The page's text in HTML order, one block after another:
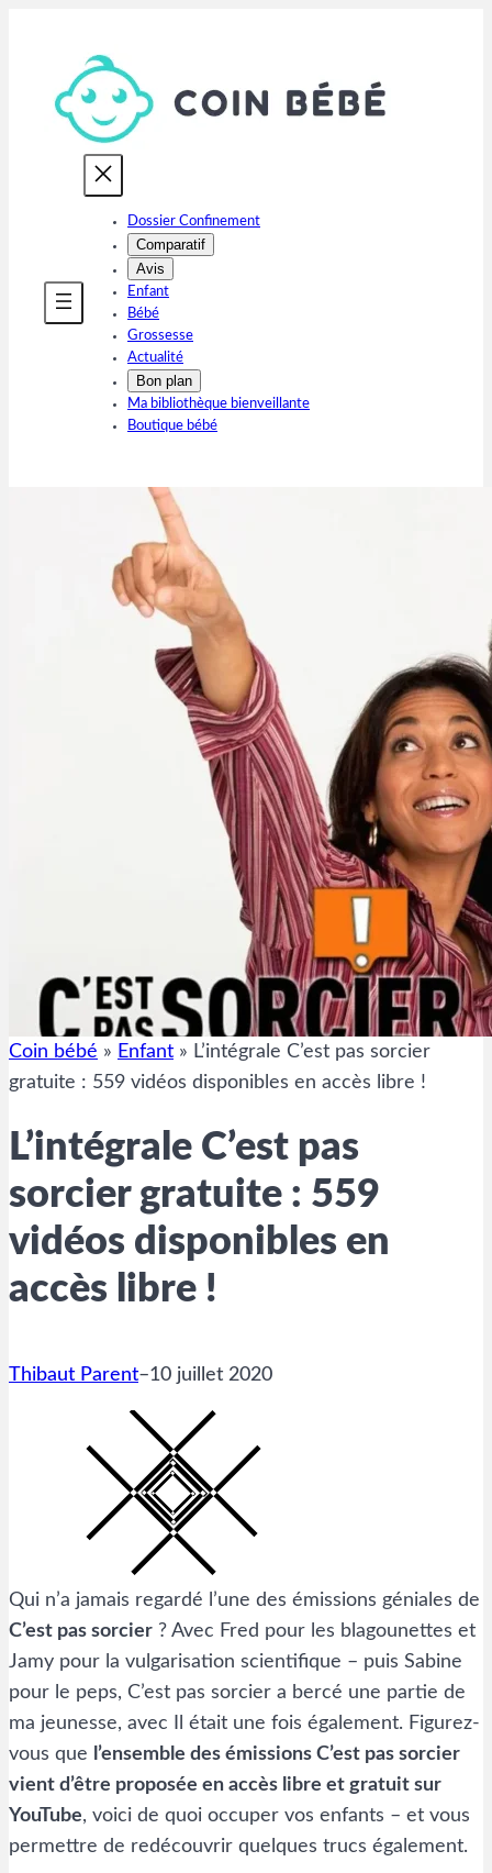
contenu
Dossier Confinement
Comparatif
Avis
Enfant
Bébé
Grossesse
Actualité
Bon plan
Ma bibliothèque bienveillante
Boutique bébé
Coin bébé » Enfant » L’intégrale C’est pas sorcier
gratuite : 559 vidéos disponibles en accès libre !
L’intégrale C’est pas
sorcier gratuite : 559
vidéos disponibles en
accès libre !
Thibaut Parent–10 juillet 2020
Qui n’a jamais regardé l’une des émissions géniales de
C’est pas sorcier ? Avec Fred pour les blagounettes et
Jamy pour la vulgarisation scientifique – puis Sabine
pour le peps, C’est pas sorcier a bercé une partie de
ma jeunesse, avec Il était une fois également. Figurez-
vous que
l’ensemble des émissions C’est pas sorcier
vient d’être proposée en accès libre et gratuit sur
YouTube, voici de quoi occuper vos enfants – et vous
permettre de redécouvrir quelques trucs également.